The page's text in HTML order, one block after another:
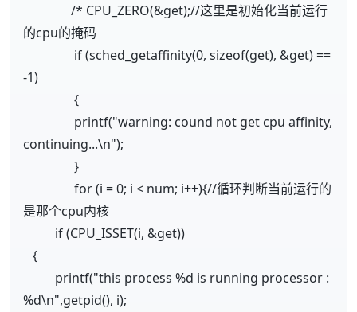
/* CPU_ZERO(&get);//这里是初始化当前运行
的cpu的掩码
if (sched_getaffinity(0, sizeof(get), &get) ==
-1)
{
printf("warning: cound not get cpu affinity,
continuing...\n");
}
for (i = 0; i < num; i++){//循环判断当前运行的
是那个cpu内核
if (CPU_ISSET(i, &get))
{
printf("this process %d is running processor :
%d\n",getpid(), i);